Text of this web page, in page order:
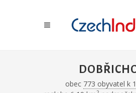
obec 773 obyvatel k